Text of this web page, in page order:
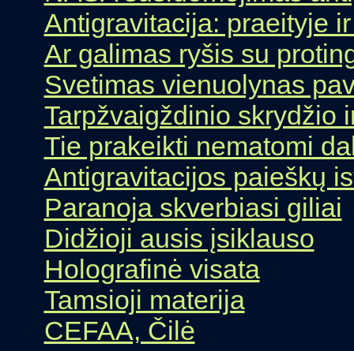
Antigravitacija: praeityje
Ar galimas ryšis su
Svetimas vienuolynas
Tarpžvaigždinio skrydžio
Tie prakeikti nematomi
Antigravitacijos paieškų
Paranoja skverbiasi giliai
Didžioji ausis įsiklauso
Holografinė visata
Tamsioji materija
CEFAA, Čilė